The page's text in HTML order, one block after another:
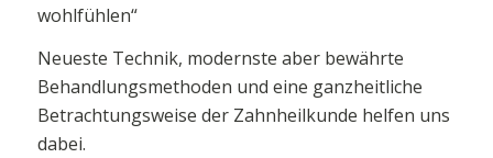
wohlfühlen“
Neueste Technik, modernste aber bewährte
Behandlungsmethoden und eine ganzheitliche
Betrachtungsweise der Zahnheilkunde helfen uns
dabei.